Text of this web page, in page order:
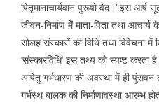
पितृमानाचार्यवान पुरूषो वेद।’ इस
जीवन-निर्माण में माता-पिता तथा आचार्य
सोलह संस्कारों की विधि तथा विवेचना में
‘संस्कारविधि’ इस तथ्य को स्पष्ट
अपितु गर्भधारण की अवस्था में ही पुंसवन
गर्भस्थ बालक की निर्माणावस्था आरम्भ